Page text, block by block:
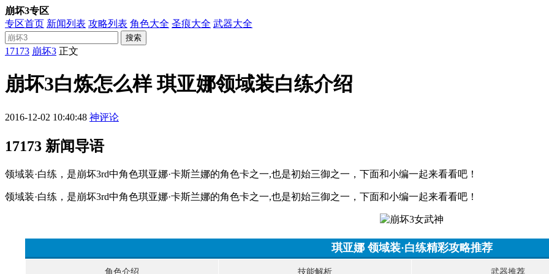
崩坏3专区
专区首页 新闻列表 攻略列表 角色大全 圣痕大全 武器大全
搜索
17173 崩坏3 正文
崩坏3白炼怎么样 琪亚娜领域装白练介绍
2016-12-02 10:40:48 神评论
17173 新闻导语
领域装·白练，是崩坏3rd中角色琪亚娜·卡斯兰娜的角色卡之一,也是初始三御之一，下面和小编一起来看看吧！
领域装·白练，是崩坏3rd中角色琪亚娜·卡斯兰娜的角色卡之一,也是初始三御之一，下面和小编一起来看看吧！
琪亚娜 领域装·白练精彩攻略推荐
角色介绍 技能解析 武器推荐